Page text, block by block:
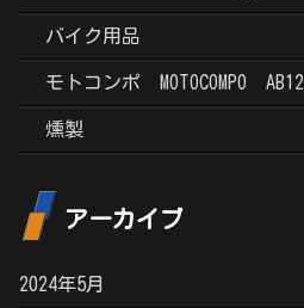
バイク用品
モトコンポ MOTOCOMPO AB12
燻製
アーカイブ
2024年5月